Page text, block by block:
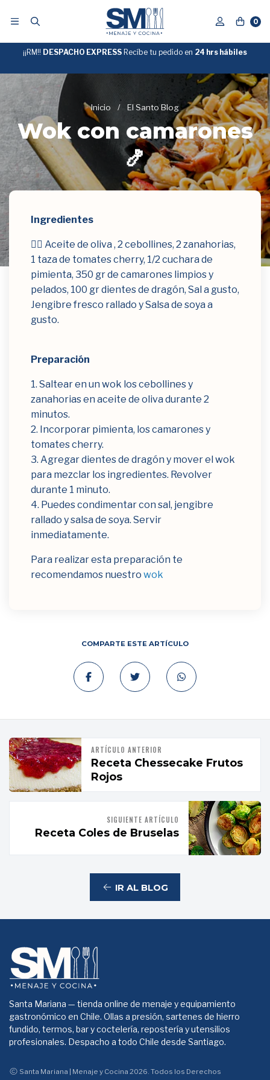
0
GRATIS
SOBRE
¡¡RM!! DESPACHO EXPRESS Recíbe tu pedido en 24 hrs hábiles
Inicio / El Santo Blog
Wok con camarones
🍤
Ingredientes
👉🏻 Aceite de oliva , 2 cebollines, 2 zanahorias,
1 taza de tomates cherry, 1/2 cuchara de
pimienta, 350 gr de camarones limpios y
pelados, 100 gr dientes de dragón, Sal a gusto,
Jengibre fresco rallado y Salsa de soya a
gusto.
Preparación
1. Saltear en un wok los cebollines y
zanahorias en aceite de oliva durante 2
minutos.
2. Incorporar pimienta, los camarones y
tomates cherry.
3. Agregar dientes de dragón y mover el wok
para mezclar los ingredientes. Revolver
durante 1 minuto.
4. Puedes condimentar con sal, jengibre
rallado y salsa de soya. Servir
inmediatamente.
Para realizar esta preparación te
recomendamos nuestro wok
COMPARTE ESTE ARTÍCULO
ARTÍCULO ANTERIOR
Receta Chessecake Frutos
Rojos
SIGUIENTE ARTÍCULO
Receta Coles de Bruselas
IR AL BLOG
Santa Mariana — tienda online de menaje y equipamiento
gastronómico en Chile. Ollas a presión, sartenes de hierro
fundido, termos, bar y coctelería, repostería y utensilios
profesionales. Despacho a todo Chile desde Santiago.
Santa Mariana | Menaje y Cocina 2026. Todos los Derechos